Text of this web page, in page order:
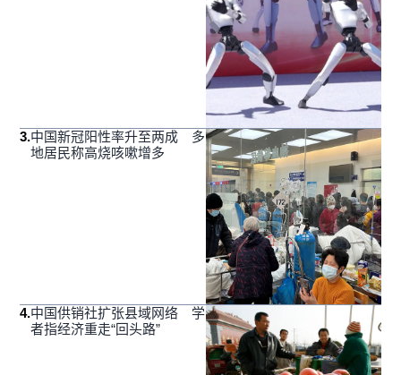
3.中国新冠阳性率升至两成 多
地居民称高烧咳嗽增多
4.中国供销社扩张县域网络 学
者指经济重走“回头路”